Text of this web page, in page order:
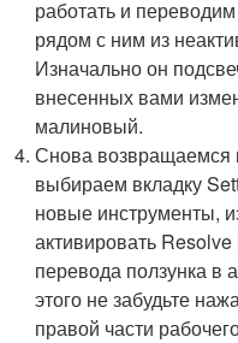
работать и
рядом с ним из
Изначально он
внесенных вами
малиновый.
Снова возвращаемся
выбираем вкладку
новые инструменты,
активировать
перевода ползунка в
этого не забудьте
правой части